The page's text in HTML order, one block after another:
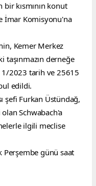
bir kısmının konut
İmar Komisyonu'na
Kemer Merkez
taşınmazın derneğe
2023 tarih ve 25615
edildi.
şefi Furkan Üstündağ,
Schwabach'a
ilgili meclise
Perşembe günü saat